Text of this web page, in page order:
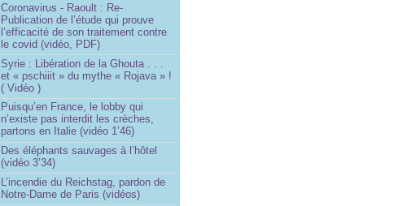
Coronavirus - Raoult : Re-
Publication de l’étude qui prouve
l’efficacité de son traitement contre
le covid (vidéo, PDF)
Syrie : Libération de la Ghouta . . .
et « pschiiit » du mythe « Rojava » !
( Vidéo )
Puisqu’en France, le lobby qui
n’existe pas interdit les crèches,
partons en Italie (vidéo 1’46)
Des éléphants sauvages à l’hôtel
(vidéo 3’34)
L’incendie du Reichstag, pardon de
Notre-Dame de Paris (vidéos)